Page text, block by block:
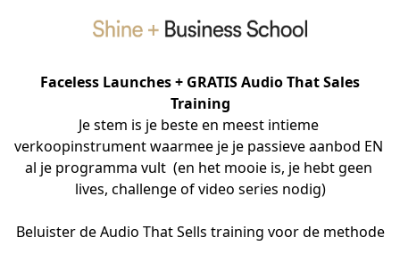
Faceless Launches + GRATIS Audio That Sales
Training
Je stem is je beste en meest intieme
verkoopinstrument waarmee je je passieve aanbod EN
al je programma vult  (en het mooie is, je hebt geen
lives, challenge of video series nodig)
Beluister de Audio That Sells training voor de methode